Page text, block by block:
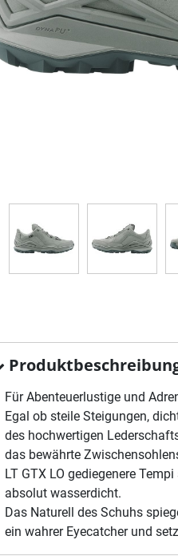
Für Abenteuerlustige und
Egal ob steile Steigungen,
des hochwertigen
das bewährte
LT GTX LO gediegenere
absolut wasserdicht.
Das Naturell des Schuhs
ein wahrer Eyecatcher und